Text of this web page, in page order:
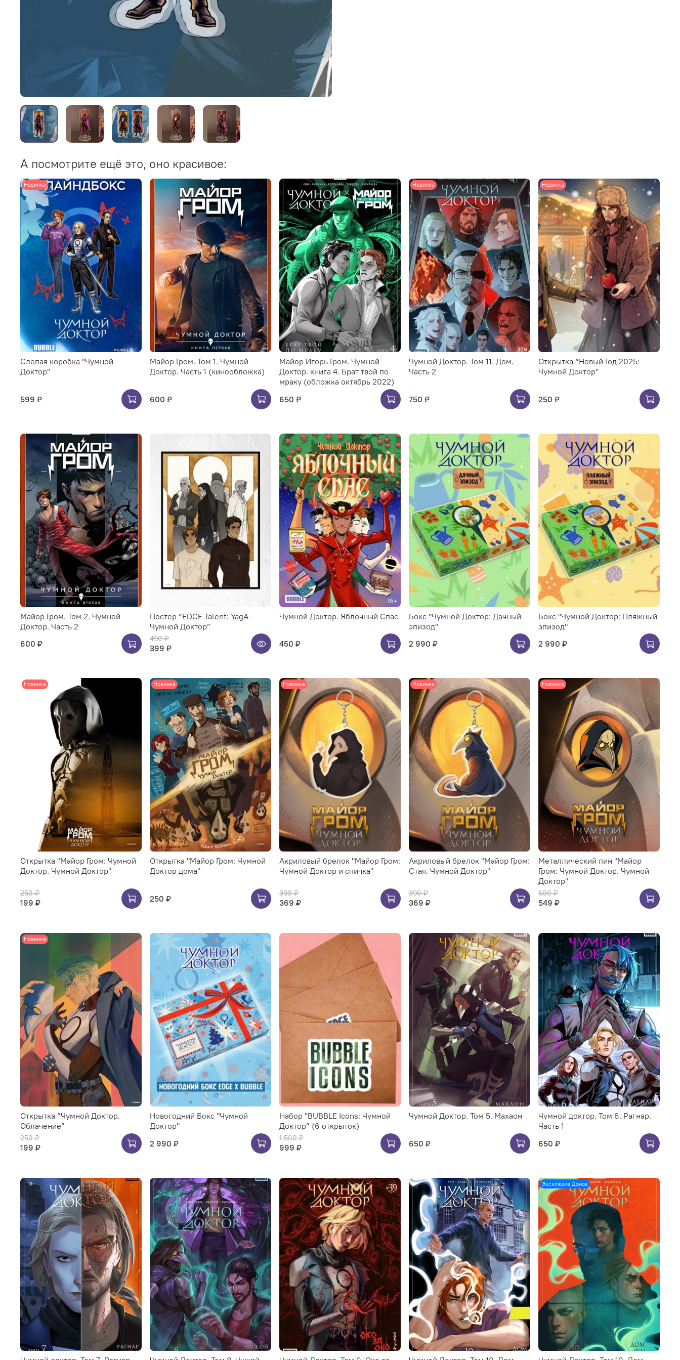
А посмотрите ещё это, оно красивое:
Новинка
Слепая коробка "Чумной
Доктор"
599 ₽
Майор Гром. Том 1. Чумной
Доктор. Часть 1 (кинообложка)
600 ₽
Майор Игорь Гром. Чумной
Доктор. книга 4. Брат твой по
мраку (обложка октябрь 2022)
650 ₽
Новинка
Чумной Доктор. Том 11. Дом.
Часть 2
750 ₽
Новинка
Открытка “Новый Год 2025:
Чумной Доктор”
250 ₽
Майор Гром. Том 2. Чумной
Доктор. Часть 2
600 ₽
Постер “EDGE Talent: YagA -
Чумной Доктор”
490 ₽
399 ₽
Чумной Доктор. Яблочный Спас
450 ₽
Бокс "Чумной Доктор: Дачный
эпизод"
2 990 ₽
Бокс "Чумной Доктор: Пляжный
эпизод"
2 990 ₽
Новинка
Открытка "Майор Гром: Чумной
Доктор. Чумной Доктор"
250 ₽
199 ₽
Новинка
Открытка "Майор Гром: Чумной
Доктор дома"
250 ₽
Новинка
Акриловый брелок "Майор Гром:
Чумной Доктор и спичка"
390 ₽
369 ₽
Новинка
Акриловый брелок "Майор Гром:
Стая. Чумной Доктор"
390 ₽
369 ₽
Новинка
Металлический пин "Майор
Гром: Чумной Доктор. Чумной
Доктор"
600 ₽
549 ₽
Новинка
Открытка “Чумной Доктор.
Облачение”
250 ₽
199 ₽
Новогодний Бокс "Чумной
Доктор"
2 990 ₽
Набор "BUBBLE Icons: Чумной
Доктор” (6 открыток)
1 500 ₽
999 ₽
Чумной Доктор. Том 5. Махаон
650 ₽
Чумной доктор. Том 6. Рагнар.
Часть 1
650 ₽
Эксклюзив Донов